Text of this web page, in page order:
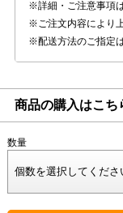
詳細・ご注意事項
ご注文内容により
配送方法のご指定
商品の購入はこち
数量